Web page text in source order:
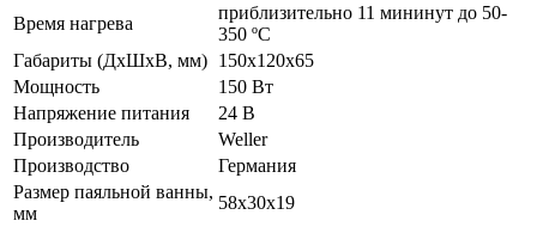
Время нагрева
приблизительно 11 мининут до 50-
350 ºC
Габариты (ДхШхВ, мм) 150х120х65
Мощность
150 Вт
Напряжение питания
24 В
Производитель
Weller
Производство
Германия
Размер паяльной ванны,
мм
58х30х19